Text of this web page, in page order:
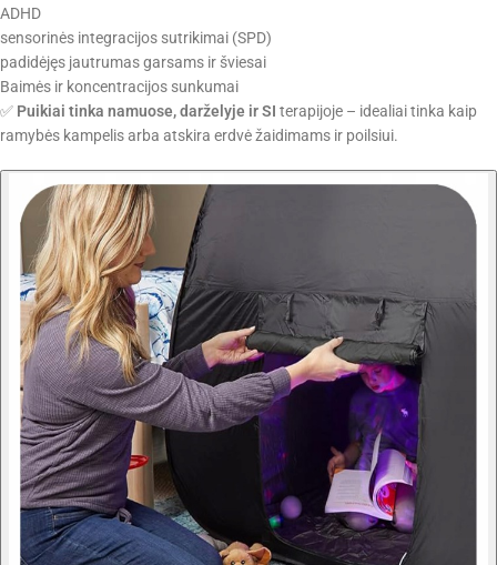
ADHD
sensorinės integracijos sutrikimai (SPD)
padidėjęs jautrumas garsams ir šviesai
Baimės ir koncentracijos sunkumai
✅ Puikiai tinka namuose, darželyje ir SI terapijoje – idealiai tinka kaip
ramybės kampelis arba atskira erdvė žaidimams ir poilsiui.